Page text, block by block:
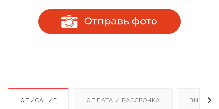
ОПИСАНИЕ ОПЛАТА И РАССРОЧКА ВЫЗОВ